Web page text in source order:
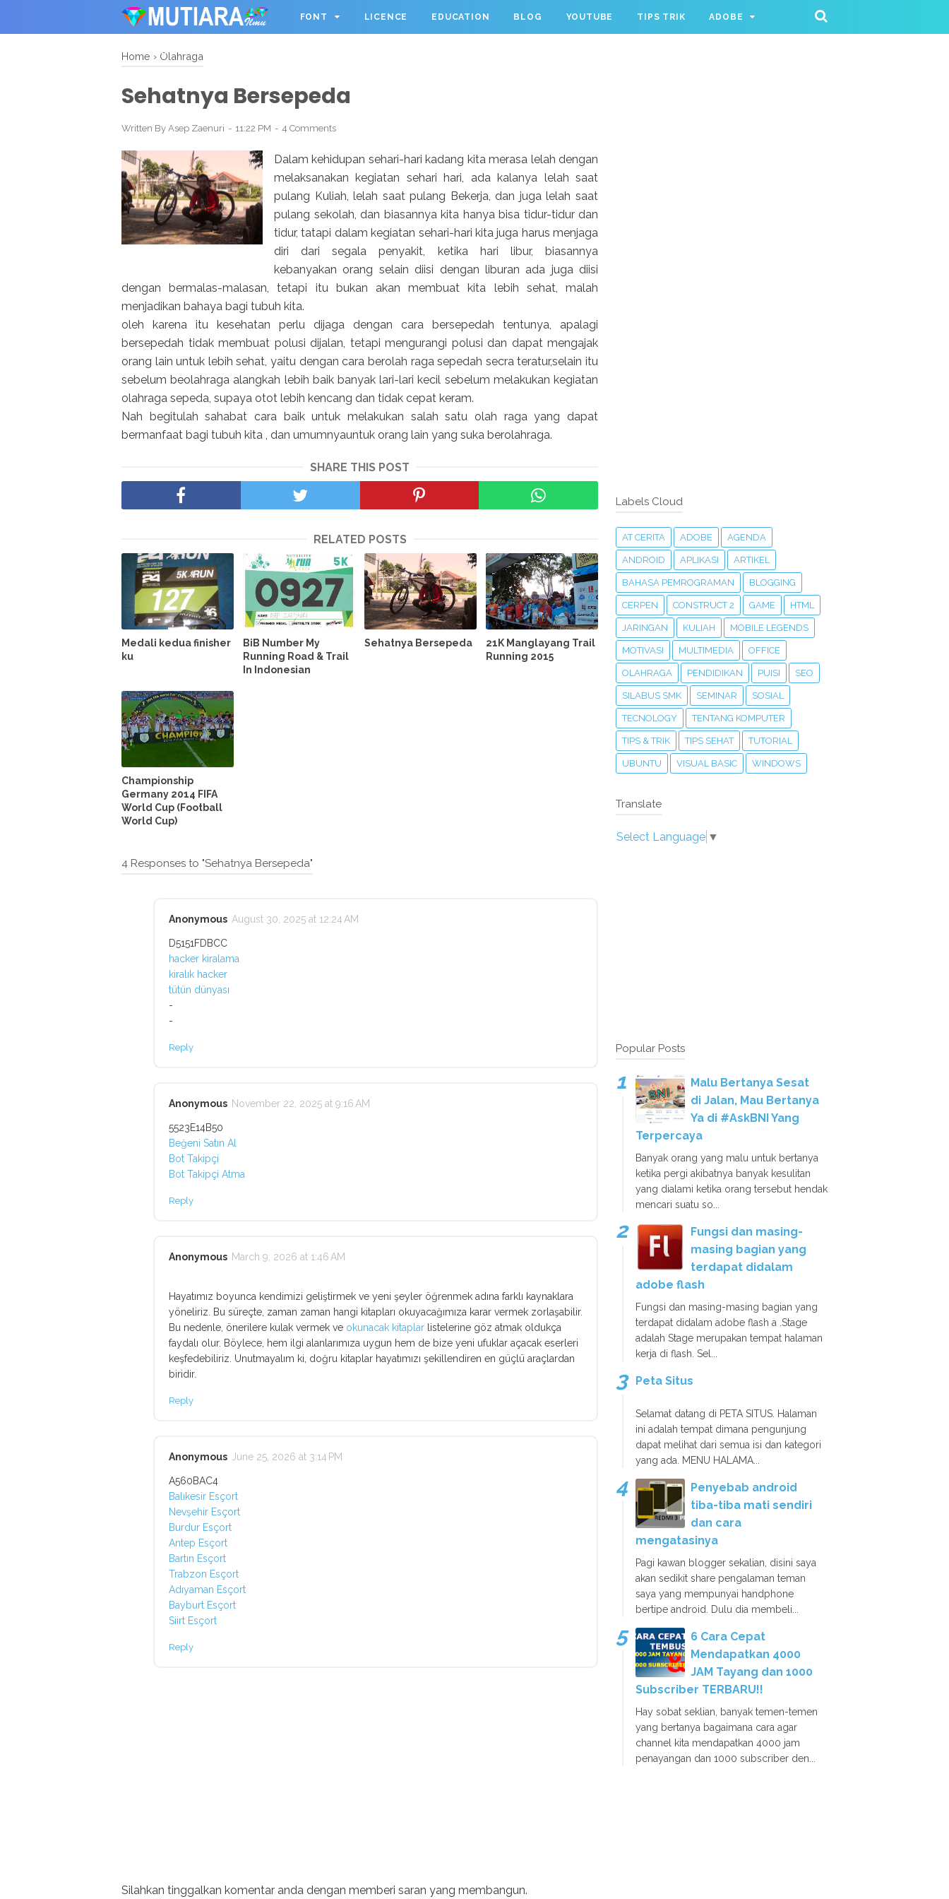
FONT LICENCE EDUCATION BLOG YOUTUBE TIPS TRIK ADOBE
OTHER
Home › Olahraga
Sehatnya Bersepeda
Written By Asep Zaenuri 11:22 PM 4 Comments
Dalam kehidupan sehari-hari kadang kita merasa lelah dengan
melaksanakan kegiatan sehari hari, ada kalanya lelah saat
pulang Kuliah, lelah saat pulang Bekerja, dan juga lelah saat
pulang sekolah, dan biasannya kita hanya bisa tidur-tidur dan
tidur, tatapi dalam kegiatan sehari-hari kita juga harus menjaga
diri dari segala penyakit, ketika hari libur, biasannya
kebanyakan orang selain diisi dengan liburan ada juga diisi
dengan bermalas-malasan, tetapi itu bukan akan membuat kita lebih sehat, malah
menjadikan bahaya bagi tubuh kita.
oleh karena itu kesehatan perlu dijaga dengan cara bersepedah tentunya, apalagi
bersepedah tidak membuat polusi dijalan, tetapi mengurangi polusi dan dapat mengajak
orang lain untuk lebih sehat, yaitu dengan cara berolah raga sepedah secra teratur,selain itu
sebelum beolahraga alangkah lebih baik banyak lari-lari kecil sebelum melakukan kegiatan
olahraga sepeda, supaya otot lebih kencang dan tidak cepat keram.
Nah begitulah sahabat cara baik untuk melakukan salah satu olah raga yang dapat
bermanfaat bagi tubuh kita , dan umumnyauntuk orang lain yang suka berolahraga.
SHARE THIS POST
RELATED POSTS
Medali kedua finisher
ku
BiB Number My
Running Road & Trail
In Indonesian
Sehatnya Bersepeda
21K Manglayang Trail
Running 2015
Championship
Germany 2014 FIFA
World Cup (Football
World Cup)
4 Responses to "Sehatnya Bersepeda"
Anonymous August 30, 2025 at 12:24 AM
D5151FDBCC
hacker kiralama
kiralık hacker
tütün dünyası
-
-
Reply
Anonymous November 22, 2025 at 9:16 AM
5523E14B50
Beğeni Satın Al
Bot Takipçi
Bot Takipçi Atma
Reply
Anonymous March 9, 2026 at 1:46 AM
Hayatımız boyunca kendimizi geliştirmek ve yeni şeyler öğrenmek adına farklı kaynaklara
yöneliriz. Bu süreçte, zaman zaman hangi kitapları okuyacağımıza karar vermek zorlaşabilir.
Bu nedenle, önerilere kulak vermek ve okunacak kitaplar listelerine göz atmak oldukça
faydalı olur. Böylece, hem ilgi alanlarımıza uygun hem de bize yeni ufuklar açacak eserleri
keşfedebiliriz. Unutmayalım ki, doğru kitaplar hayatımızı şekillendiren en güçlü araçlardan
biridir.
Reply
Anonymous June 25, 2026 at 3:14 PM
A560BAC4
Balıkesir Esçort
Nevşehir Esçort
Burdur Esçort
Antep Esçort
Bartın Esçort
Trabzon Esçort
Adıyaman Esçort
Bayburt Esçort
Siirt Esçort
Reply
Silahkan tinggalkan komentar anda dengan memberi saran yang membangun.
Labels Cloud
AT CERITA ADOBE AGENDA
ANDROID APLIKASI ARTIKEL
BAHASA PEMROGRAMAN BLOGGING
CERPEN CONSTRUCT 2 GAME HTML
JARINGAN KULIAH MOBILE LEGENDS
MOTIVASI MULTIMEDIA OFFICE
OLAHRAGA PENDIDIKAN PUISI SEO
SILABUS SMK SEMINAR SOSIAL
TECNOLOGY TENTANG KOMPUTER
TIPS & TRIK TIPS SEHAT TUTORIAL
UBUNTU VISUAL BASIC WINDOWS
Translate
Select Language ▼
Popular Posts
Malu Bertanya Sesat
di Jalan, Mau Bertanya
Ya di #AskBNI Yang
Terpercaya
Banyak orang yang malu untuk bertanya
ketika pergi akibatnya banyak kesulitan
yang dialami ketika orang tersebut hendak
mencari suatu so...
Fungsi dan masing-
masing bagian yang
terdapat didalam
adobe flash
Fungsi dan masing-masing bagian yang
terdapat didalam adobe flash a .Stage
adalah Stage merupakan tempat halaman
kerja di flash. Sel...
Peta Situs
Selamat datang di PETA SITUS. Halaman
ini adalah tempat dimana pengunjung
dapat melihat dari semua isi dan kategori
yang ada. MENU HALAMA...
Penyebab android
tiba-tiba mati sendiri
dan cara
mengatasinya
Pagi kawan blogger sekalian, disini saya
akan sedikit share pengalaman teman
saya yang mempunyai handphone
bertipe android. Dulu dia membeli...
6 Cara Cepat
Mendapatkan 4000
JAM Tayang dan 1000
Subscriber TERBARU!!
Hay sobat seklian, banyak temen-temen
yang bertanya bagaimana cara agar
channel kita mendapatkan 4000 jam
penayangan dan 1000 subscriber den...